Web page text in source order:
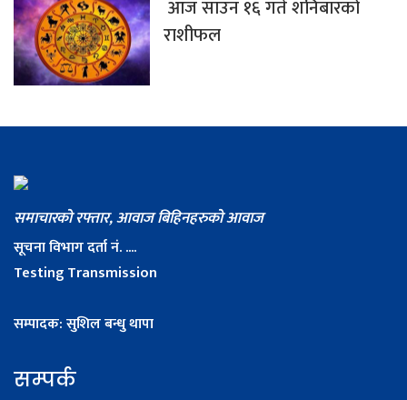
आज साउन १६ गते शनिबारको
राशीफल
समाचारको रफ्तार, आवाज बिहिनहरुको आवाज
सूचना विभाग दर्ता नं. ....
Testing Transmission
सम्पादक: सुशिल बन्धु थापा
सम्पर्क